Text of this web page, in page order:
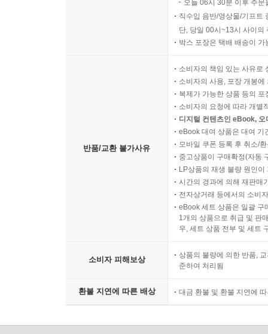
오늘 06시 30분 이후 주
직수입 음반/영상물/기프트
단, 당일 00시~13시 사이의
박스 포장은 택배 배송이
반품/교환 불가사유
소비자의 책임 있는 사유로
소비자의 사용, 포장 개봉
복제가 가능한 상품 등의
소비자의 요청에 따라 개별
디지털 컨텐츠인 eBook,
eBook 대여 상품은 대여 기
모바일 쿠폰 등록 후 취소/
중고상품이 구매확정(자동
LP상품의 재생 불량 원인
시간의 경과에 의해 재판매
전자상거래 등에서의 소비
eBook 세트 상품은 일괄 구
1개의 상품으로 취급 및 판
우, 세트 상품 전부 및 세트
소비자 피해보상
상품의 불량에 의한 반품,
준하여 처리됨
환불 지연에 따른 배상 대금 환불 및 환불 지연에